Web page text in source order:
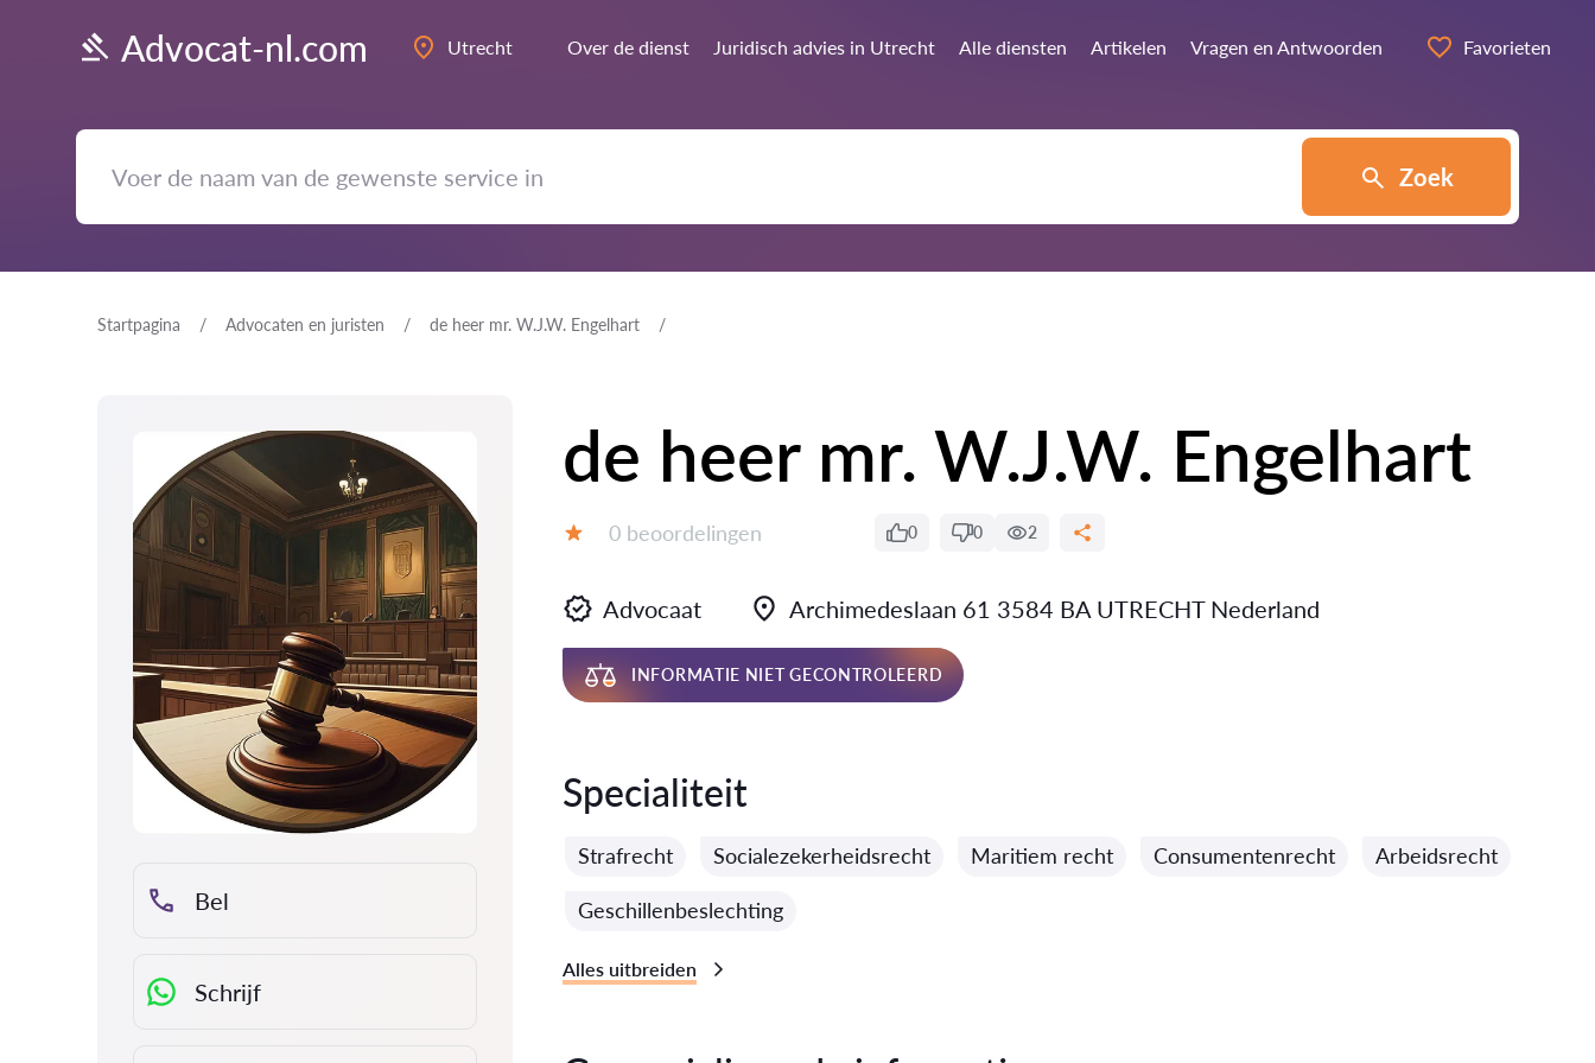
Advocat-nl.com Utrecht Over de dienst Juridisch advies in Utrecht Alle diensten Artikelen Vragen en Antwoorden Favorieten
Zoek
Startpagina Advocaten en juristen de heer mr. W.J.W. Engelhart
Bel
Schrijf
de heer mr. W.J.W. Engelhart
Getuigenissen:
0 beoordelingen 0 0 2
Advocaat Archimedeslaan 61 3584 BA UTRECHT Nederland
INFORMATIE NIET GECONTROLEERD
Specialiteit
Strafrecht Socialezekerheidsrecht Maritiem recht Consumentenrecht Arbeidsrecht
Geschillenbeslechting
Alles uitbreiden